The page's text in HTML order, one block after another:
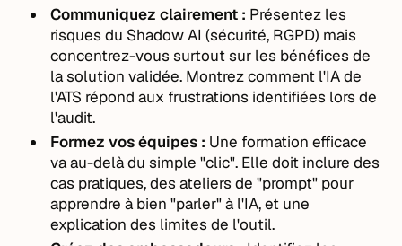
Communiquez clairement : Présentez les
risques du Shadow AI (sécurité, RGPD) mais
concentrez-vous surtout sur les bénéfices de
la solution validée. Montrez comment l'IA de
l'ATS répond aux frustrations identifiées lors de
l'audit.
Formez vos équipes : Une formation efficace
va au-delà du simple "clic". Elle doit inclure des
cas pratiques, des ateliers de "prompt" pour
apprendre à bien "parler" à l'IA, et une
explication des limites de l'outil.